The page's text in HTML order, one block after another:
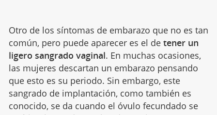
Otro de los síntomas de embarazo que no es tan
común, pero puede aparecer es el de tener un
ligero sangrado vaginal. En muchas ocasiones,
las mujeres descartan un embarazo pensando
que esto es su periodo. Sin embargo, este
sangrado de implantación, como también es
conocido, se da cuando el óvulo fecundado se